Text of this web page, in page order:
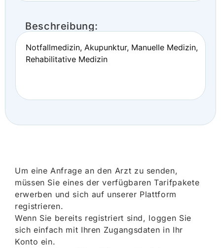
Beschreibung:
Notfallmedizin, Akupunktur, Manuelle Medizin,
Rehabilitative Medizin
Um eine Anfrage an den Arzt zu senden,
müssen Sie eines der verfügbaren Tarifpakete
erwerben und sich auf unserer Plattform
registrieren.
Wenn Sie bereits registriert sind, loggen Sie
sich einfach mit Ihren Zugangsdaten in Ihr
Konto ein.